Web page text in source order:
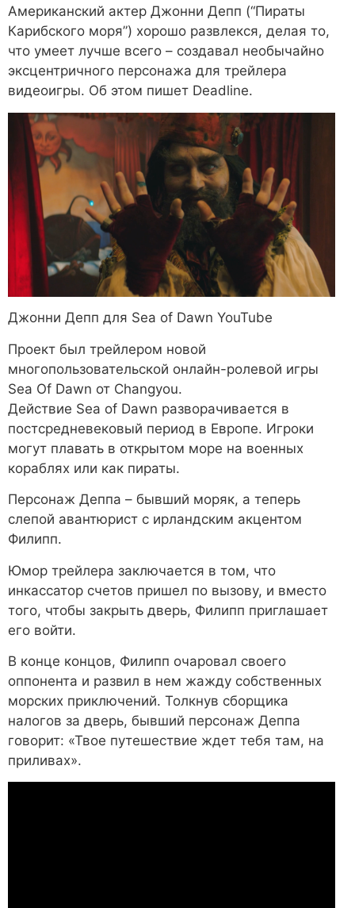
Американский актер Джонни Депп (“Пираты
Карибского моря”) хорошо развлекся, делая то,
что умеет лучше всего – создавал необычайно
эксцентричного персонажа для трейлера
видеоигры. Об этом пишет Deadline.
Джонни Депп для Sea of ​​Dawn YouTube
Проект был трейлером новой
многопользовательской онлайн-ролевой игры
Sea Of Dawn от Changyou.
Действие Sea of ​​Dawn разворачивается в
постсредневековый период в Европе. Игроки
могут плавать в открытом море на военных
кораблях или как пираты.
Персонаж Деппа – бывший моряк, а теперь
слепой авантюрист с ирландским акцентом
Филипп.
Юмор трейлера заключается в том, что
инкассатор счетов пришел по вызову, и вместо
того, чтобы закрыть дверь, Филипп приглашает
его войти.
В конце концов, Филипп очаровал своего
оппонента и развил в нем жажду собственных
морских приключений. Толкнув сборщика
налогов за дверь, бывший персонаж Деппа
говорит: «Твое путешествие ждет тебя там, на
приливах».